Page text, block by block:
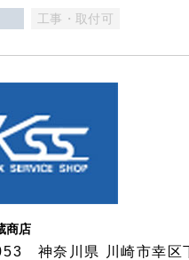
工事・取付可
商店
神奈川県 川崎市幸区